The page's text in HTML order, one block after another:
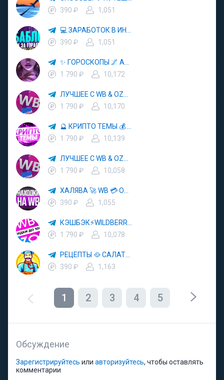
390 ₽
1,051
390 ₽
1,051
1 790 ₽
10,172
1 790 ₽
10,170
1 790 ₽
10,139
1 790 ₽
10,058
390 ₽
1,055
1 790 ₽
10,078
390 ₽
1,163
1 2 3 4 5
Обсуждение
Зарегистрируйтесь или авторизуйтесь, чтобы оставлять
комментарии